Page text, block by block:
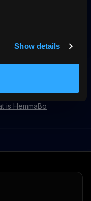
Show details
vous et le client
is HemmaBo